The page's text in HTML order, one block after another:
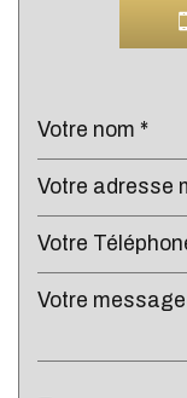
Lycée
Bibliothèque